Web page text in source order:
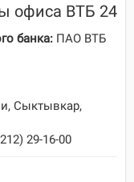
офиса ВТБ 24
банка: ПАО ВТБ
Сыктывкар,
29-16-00